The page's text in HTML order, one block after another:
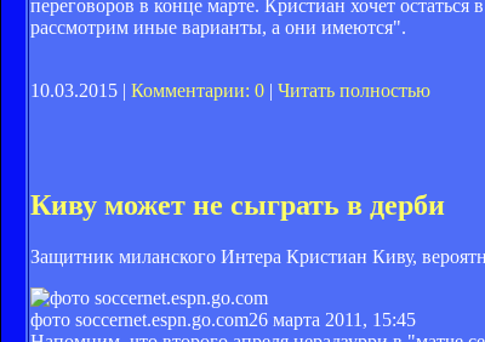
переговоров в конце марте. Кристиан хочет
рассмотрим иные варианты, а они имеются".
10.03.2015 | Комментарии: 0 | Читать полностью
Киву может не сыграть в дерби
Защитник миланского Интера Кристиан Киву,
фото soccernet.espn.go.com26 марта 2011, 15:45